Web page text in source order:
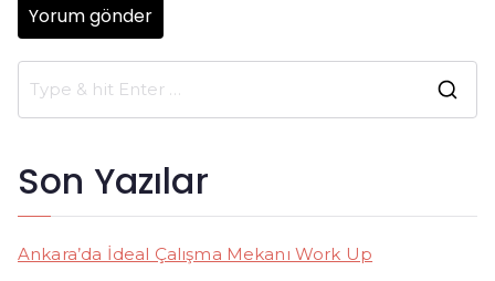
c
Son Yazılar
Ankara’da İdeal Çalışma Mekanı Work Up